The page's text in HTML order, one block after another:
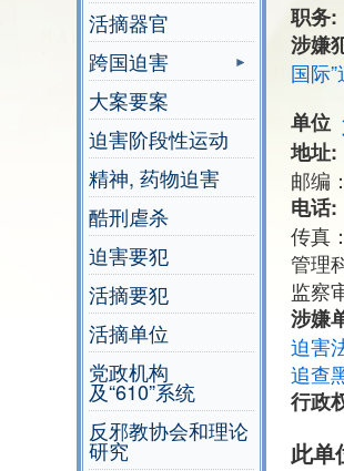
活摘器官
跨国迫害
大案要案
迫害阶段性运动
精神, 药物迫害
酷刑虐杀
迫害要犯
活摘要犯
活摘单位
党政机构
及“610”系统
反邪教协会和理论
研究
职务
涉嫌
国际
单位
地址
邮编
电话
传真
管理
监察
涉嫌
迫害
追查
行政
此单